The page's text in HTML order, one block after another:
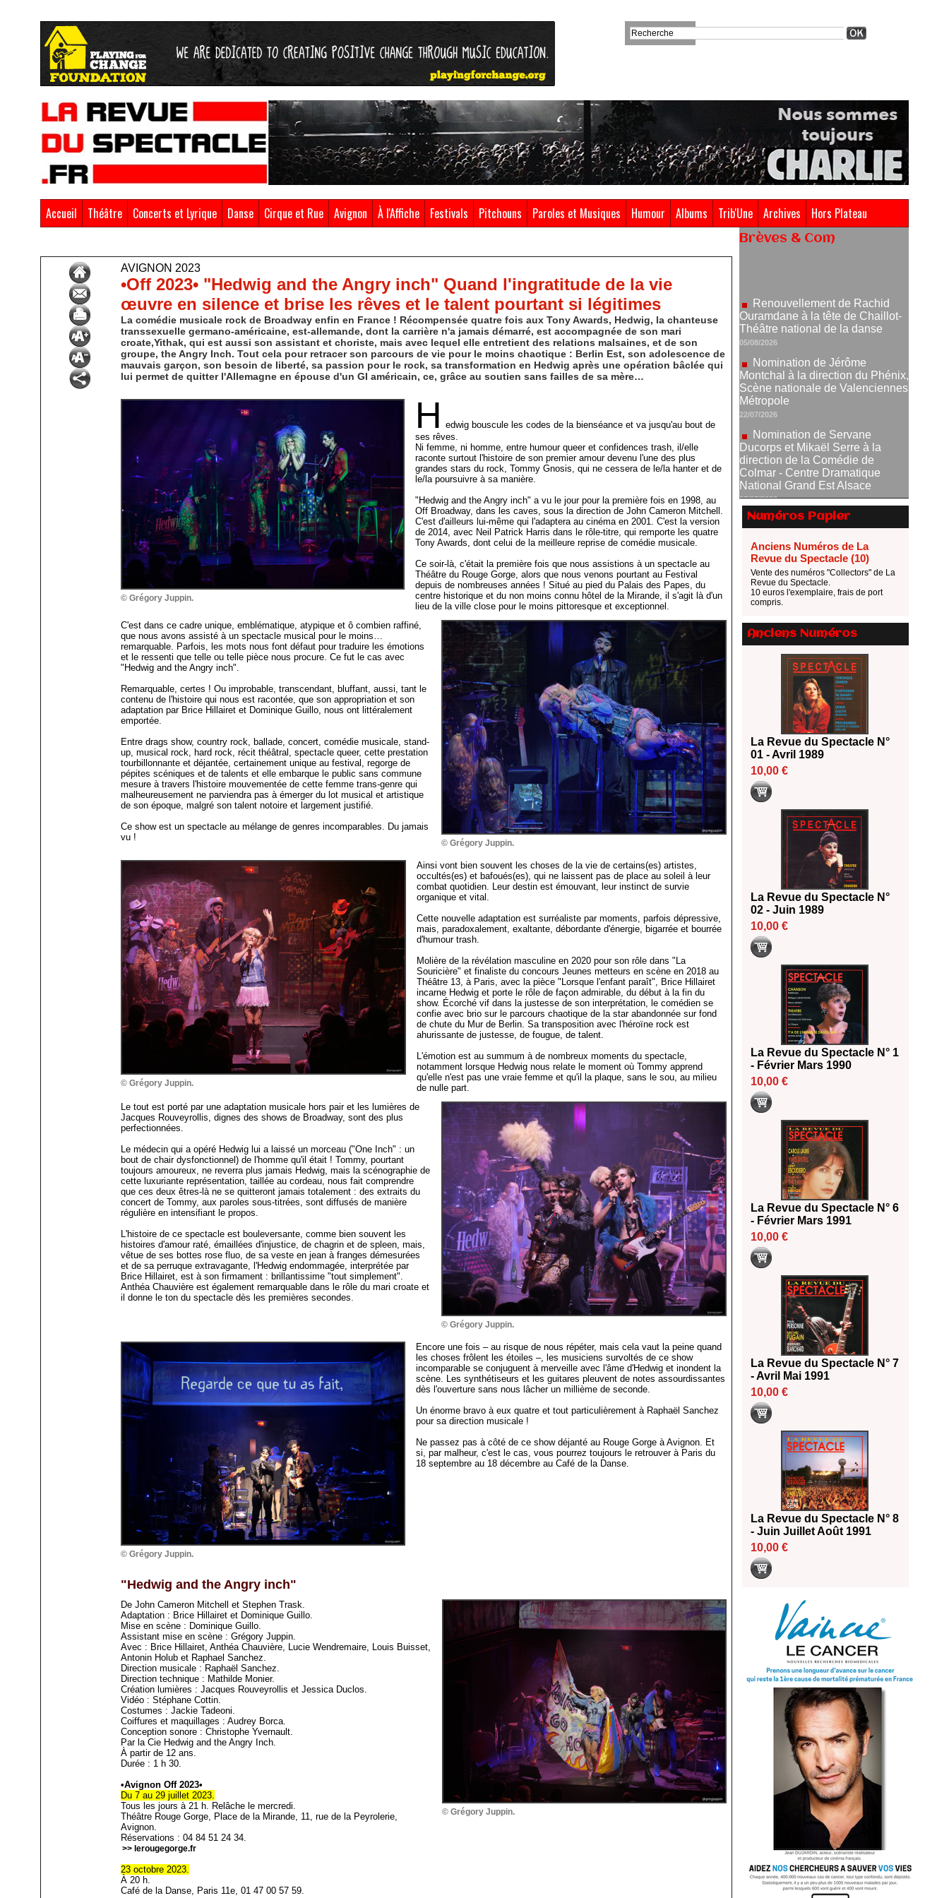
Accueil Théâtre Concerts et Lyrique Danse Cirque et Rue Avignon À l'Affiche Festivals Pitchouns Paroles et Musiques Humour Albums Trib'Une Archives Hors Plateau
AVIGNON 2023
•Off 2023• "Hedwig and the Angry inch" Quand l'ingratitude de la vie
œuvre en silence et brise les rêves et le talent pourtant si légitimes
La comédie musicale rock de Broadway enfin en France ! Récompensée quatre fois aux Tony Awards, Hedwig, la chanteuse
transsexuelle germano-américaine, est-allemande, dont la carrière n'a jamais démarré, est accompagnée de son mari
croate,Yithak, qui est aussi son assistant et choriste, mais avec lequel elle entretient des relations malsaines, et de son
groupe, the Angry Inch. Tout cela pour retracer son parcours de vie pour le moins chaotique : Berlin Est, son adolescence de
mauvais garçon, son besoin de liberté, sa passion pour le rock, sa transformation en Hedwig après une opération bâclée qui
lui permet de quitter l'Allemagne en épouse d'un GI américain, ce, grâce au soutien sans failles de sa mère…
© Grégory Juppin.
H
edwig bouscule les codes de la bienséance et va jusqu'au bout de
ses rêves.
Ni femme, ni homme, entre humour queer et confidences trash, il/elle
raconte surtout l'histoire de son premier amour devenu l'une des plus
grandes stars du rock, Tommy Gnosis, qui ne cessera de le/la hanter et de
le/la poursuivre à sa manière.
"Hedwig and the Angry inch" a vu le jour pour la première fois en 1998, au
Off Broadway, dans les caves, sous la direction de John Cameron Mitchell.
C'est d'ailleurs lui-même qui l'adaptera au cinéma en 2001. C'est la version
de 2014, avec Neil Patrick Harris dans le rôle-titre, qui remporte les quatre
Tony Awards, dont celui de la meilleure reprise de comédie musicale.
Ce soir-là, c'était la première fois que nous assistions à un spectacle au
Théâtre du Rouge Gorge, alors que nous venons pourtant au Festival
depuis de nombreuses années ! Situé au pied du Palais des Papes, du
centre historique et du non moins connu hôtel de la Mirande, il s'agit là d'un
lieu de la ville close pour le moins pittoresque et exceptionnel.
© Grégory Juppin.
C'est dans ce cadre unique, emblématique, atypique et ô combien raffiné,
que nous avons assisté à un spectacle musical pour le moins…
remarquable. Parfois, les mots nous font défaut pour traduire les émotions
et le ressenti que telle ou telle pièce nous procure. Ce fut le cas avec
"Hedwig and the Angry inch".
Remarquable, certes ! Ou improbable, transcendant, bluffant, aussi, tant le
contenu de l'histoire qui nous est racontée, que son appropriation et son
adaptation par Brice Hillairet et Dominique Guillo, nous ont littéralement
emportée.
Entre drags show, country rock, ballade, concert, comédie musicale, stand-
up, musical rock, hard rock, récit théâtral, spectacle queer, cette prestation
tourbillonnante et déjantée, certainement unique au festival, regorge de
pépites scéniques et de talents et elle embarque le public sans commune
mesure à travers l'histoire mouvementée de cette femme trans-genre qui
malheureusement ne parviendra pas à émerger du lot musical et artistique
de son époque, malgré son talent notoire et largement justifié.
Ce show est un spectacle au mélange de genres incomparables. Du jamais
vu !
© Grégory Juppin.
Ainsi vont bien souvent les choses de la vie de certains(es) artistes,
occultés(es) et bafoués(es), qui ne laissent pas de place au soleil à leur
combat quotidien. Leur destin est émouvant, leur instinct de survie
organique et vital.
Cette nouvelle adaptation est surréaliste par moments, parfois dépressive,
mais, paradoxalement, exaltante, débordante d'énergie, bigarrée et bourrée
d'humour trash.
Molière de la révélation masculine en 2020 pour son rôle dans "La
Souricière" et finaliste du concours Jeunes metteurs en scène en 2018 au
Théâtre 13, à Paris, avec la pièce "Lorsque l'enfant paraît", Brice Hillairet
incarne Hedwig et porte le rôle de façon admirable, du début à la fin du
show. Écorché vif dans la justesse de son interprétation, le comédien se
confie avec brio sur le parcours chaotique de la star abandonnée sur fond
de chute du Mur de Berlin. Sa transposition avec l'héroïne rock est
ahurissante de justesse, de fougue, de talent.
L'émotion est au summum à de nombreux moments du spectacle,
notamment lorsque Hedwig nous relate le moment où Tommy apprend
qu'elle n'est pas une vraie femme et qu'il la plaque, sans le sou, au milieu
de nulle part.
© Grégory Juppin.
Le tout est porté par une adaptation musicale hors pair et les lumières de
Jacques Rouveyrollis, dignes des shows de Broadway, sont des plus
perfectionnées.
Le médecin qui a opéré Hedwig lui a laissé un morceau ("One Inch" : un
bout de chair dysfonctionnel) de l'homme qu'il était ! Tommy, pourtant
toujours amoureux, ne reverra plus jamais Hedwig, mais la scénographie de
cette luxuriante représentation, taillée au cordeau, nous fait comprendre
que ces deux êtres-là ne se quitteront jamais totalement : des extraits du
concert de Tommy, aux paroles sous-titrées, sont diffusés de manière
régulière en intensifiant le propos.
L'histoire de ce spectacle est bouleversante, comme bien souvent les
histoires d'amour raté, émaillées d'injustice, de chagrin et de spleen, mais,
vêtue de ses bottes rose fluo, de sa veste en jean à franges démesurées
et de sa perruque extravagante, l'Hedwig endommagée, interprétée par
Brice Hillairet, est à son firmament : brillantissime "tout simplement".
Anthéa Chauvière est également remarquable dans le rôle du mari croate et
il donne le ton du spectacle dès les premières secondes.
© Grégory Juppin.
Encore une fois – au risque de nous répéter, mais cela vaut la peine quand
les choses frôlent les étoiles –, les musiciens survoltés de ce show
incomparable se conjuguent à merveille avec l'âme d'Hedwig et inondent la
scène. Les synthétiseurs et les guitares pleuvent de notes assourdissantes
dès l'ouverture sans nous lâcher un millième de seconde.
Un énorme bravo à eux quatre et tout particulièrement à Raphaël Sanchez
pour sa direction musicale !
Ne passez pas à côté de ce show déjanté au Rouge Gorge à Avignon. Et
si, par malheur, c'est le cas, vous pourrez toujours le retrouver à Paris du
18 septembre au 18 décembre au Café de la Danse.
"Hedwig and the Angry inch"
© Grégory Juppin.
De John Cameron Mitchell et Stephen Trask.
Adaptation : Brice Hillairet et Dominique Guillo.
Mise en scène : Dominique Guillo.
Assistant mise en scène : Grégory Juppin.
Avec : Brice Hillairet, Anthéa Chauvière, Lucie Wendremaire, Louis Buisset,
Antonin Holub et Raphael Sanchez.
Direction musicale : Raphaël Sanchez.
Direction technique : Mathilde Monier.
Création lumières : Jacques Rouveyrollis et Jessica Duclos.
Vidéo : Stéphane Cottin.
Costumes : Jackie Tadeoni.
Coiffures et maquillages : Audrey Borca.
Conception sonore : Christophe Yvernault.
Par la Cie Hedwig and the Angry Inch.
À partir de 12 ans.
Durée : 1 h 30.
•Avignon Off 2023•
Du 7 au 29 juillet 2023.
Tous les jours à 21 h. Relâche le mercredi.
Théâtre Rouge Gorge, Place de la Mirande, 11, rue de la Peyrolerie,
Avignon.
Réservations : 04 84 51 24 34.
>> lerougegorge.fr
23 octobre 2023.
À 20 h.
Café de la Danse, Paris 11e, 01 47 00 57 59.
Brèves & Com
Renouvellement de Rachid
Nomination de Jérôme
Montchal à la direction du Phénix,
Scène nationale de Valenciennes
Métropole
Nomination de Servane
Ducorps et Mikaël Serre à la
direction de la Comédie de
Colmar - Centre Dramatique
07/07/2026
Thomas Jolly et Laëtitia
Guédon nommés à la direction du
TNP
02/07/2026
Fonds SACD Théâtre : les
lauréats 2026
23/06/2026
Dispositif ARTCENA Écrire
pour le cirque, les lauréats 2026 !
20/06/2026
2026
18/06/2026
Les 10 lauréats du Fonds
Grandes Formes Théâtre 2026
Nomination de Nathalie
Garraud et Olivier Saccomano à
la direction du Théâtre de
Gennevilliers - CDN
13/06/2026
Dispositif SACD Auteurs
d'espaces : les lauréats 2026
Numéros Papier
Anciens Numéros de La
Revue du Spectacle (10)
Vente des numéros "Collectors" de La
Revue du Spectacle.
10 euros l'exemplaire, frais de port
compris.
Anciens Numéros
La Revue du Spectacle N°
01 - Avril 1989
10,00 €
La Revue du Spectacle N°
02 - Juin 1989
10,00 €
La Revue du Spectacle N° 1
- Février Mars 1990
10,00 €
La Revue du Spectacle N° 6
- Février Mars 1991
10,00 €
La Revue du Spectacle N° 7
- Avril Mai 1991
10,00 €
La Revue du Spectacle N° 8
- Juin Juillet Août 1991
10,00 €